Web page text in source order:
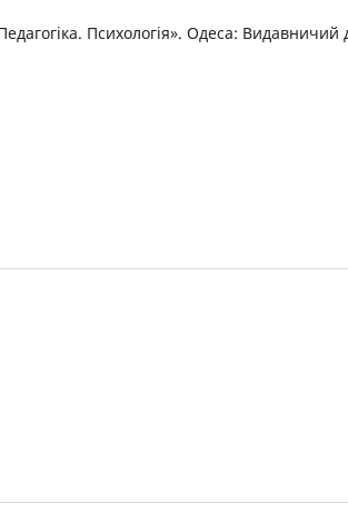
Психологія». Одеса: Видавничий